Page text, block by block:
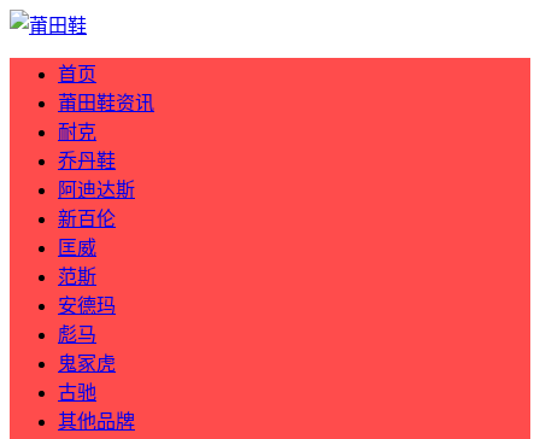
首页
莆田鞋资讯
耐克
乔丹鞋
阿迪达斯
新百伦
匡威
范斯
安德玛
彪马
鬼冢虎
古驰
其他品牌